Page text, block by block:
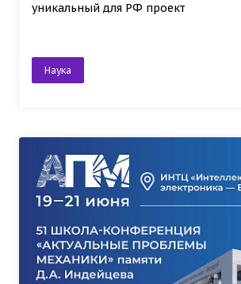
уникальный для РФ проект
Наука